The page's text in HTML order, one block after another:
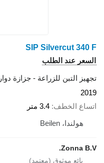
SIP Silvercut 340 F
السعر عند الطلب
تجهيز التبن للزراعة - جزازة دوارة
2019
اتساع الخطف 3.4 متر
هولندا، Beilen
Zonna B.V.